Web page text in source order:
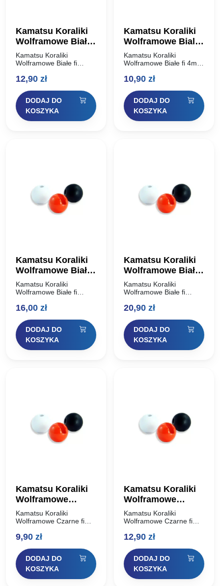
Kamatsu Koraliki
Wolframowe Białe
fi 4,6mm 0,71g
Kamatsu Koraliki
Wolframowe Białe fi
koraliki wolframowe z
przystosowanym do
zakładania na haczyk z
oczkiem. Przy ich użyciu
w połączeniu z…
12,90 zł
DODAJ DO
KOSZYKA
Kamatsu Koraliki
Wolframowe Biale
fi 4mm 0,50g
Kamatsu Koraliki
Wolframowe Białe fi 4mm
wolframowe z otworem
zakładania na haczyk z
oczkiem. Przy ich użyciu
w połączeniu z…
10,90 zł
DODAJ DO
KOSZYKA
Kamatsu Koraliki
Wolframowe Białe
fi 5,5mm 1,21g
Kamatsu Koraliki
Wolframowe Białe fi
koraliki wolframowe z
przystosowanym do
zakładania na haczyk z
oczkiem. Przy ich użyciu
w połączeniu z…
16,00 zł
DODAJ DO
KOSZYKA
Kamatsu Koraliki
Wolframowe Białe
fi 6,4mm 1,97g
Kamatsu Koraliki
Wolframowe Białe fi
koraliki wolframowe z
przystosowanym do
zakładania na haczyk z
oczkiem. Przy ich użyciu
w połączeniu z…
20,90 zł
DODAJ DO
KOSZYKA
Kamatsu Koraliki
Wolframowe
Czarne fi 3,5mm
0,35g
Kamatsu Koraliki
Wolframowe Czarne fi
koraliki wolframowe z
przystosowanym do
zakładania na haczyk z
oczkiem. Przy ich użyciu
w połączeniu z…
9,90 zł
DODAJ DO
KOSZYKA
Kamatsu Koraliki
Wolframowe
Czarne fi 4,6mm
0,71g
Kamatsu Koraliki
Wolframowe Czarne fi
koraliki wolframowe z
przystosowanym do
zakładania na haczyk z
oczkiem. Przy ich użyciu
w połączeniu z…
12,90 zł
DODAJ DO
KOSZYKA